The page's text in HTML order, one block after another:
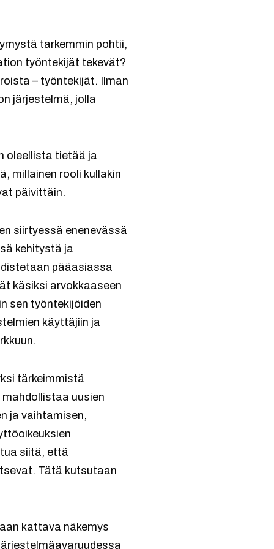
tarkemmin pohtii,
työntekijät tekevät?
– työntekijät. Ilman
järjestelmä, jolla
oleellista tietää ja
millainen rooli kullakin
päivittäin.
siirtyessä enenevässä
kehitystä ja
pääasiassa
käsiksi arvokkaaseen
sen työntekijöiden
käyttäjiin ja
tärkeimmistä
uusien
ja vaihtamisen,
siitä, että
Tätä kutsutaan
kattava näkemys